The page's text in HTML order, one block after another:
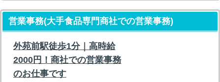
営業事務(大手食品専門商社での営業事務)
外苑前駅徒歩1分｜高時給
2000円！商社での営業事務
のお仕事です